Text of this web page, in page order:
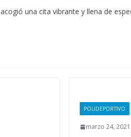
una cita vibrante y llena de
POLIDEPORTIVO
marzo 24, 2021